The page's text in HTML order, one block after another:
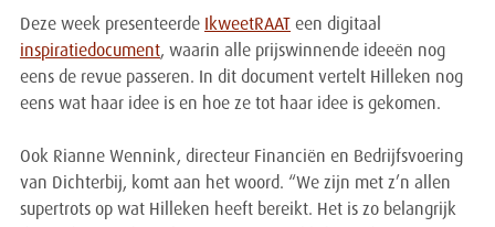
Deze week presenteerde IkweetRAAT
een digitaal
inspiratiedocument, waarin alle prijswinnende ideeën nog
eens de revue passeren. In dit document vertelt Hilleken nog
eens wat haar idee is en hoe ze tot haar idee is gekomen.
Ook Rianne Wennink, directeur Financiën en Bedrijfsvoering
van Dichterbij, komt aan het woord. “We zijn met z’n allen
supertrots op wat Hilleken heeft bereikt. Het is zo belangrijk